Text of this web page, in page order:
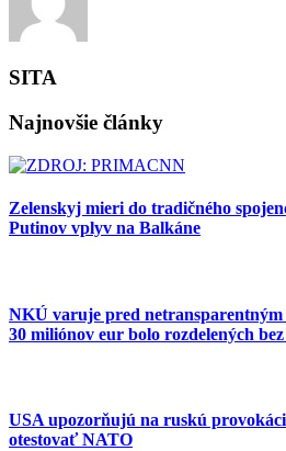
SITA
Najnovšie články
Zelenskyj mieri do tradičného
Putinov vplyv na Balkáne
NKÚ varuje pred netransparentným
30 miliónov eur bolo rozdelených
USA upozorňujú na ruskú
otestovať NATO